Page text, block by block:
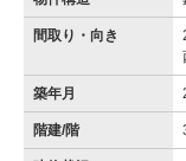
間取り・向き
築年月
階建/階